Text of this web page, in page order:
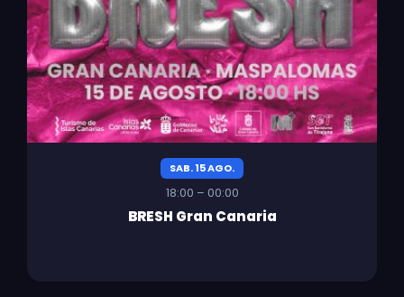
SAB. 15 AGO.
18:00 – 00:00
BRESH Gran Canaria